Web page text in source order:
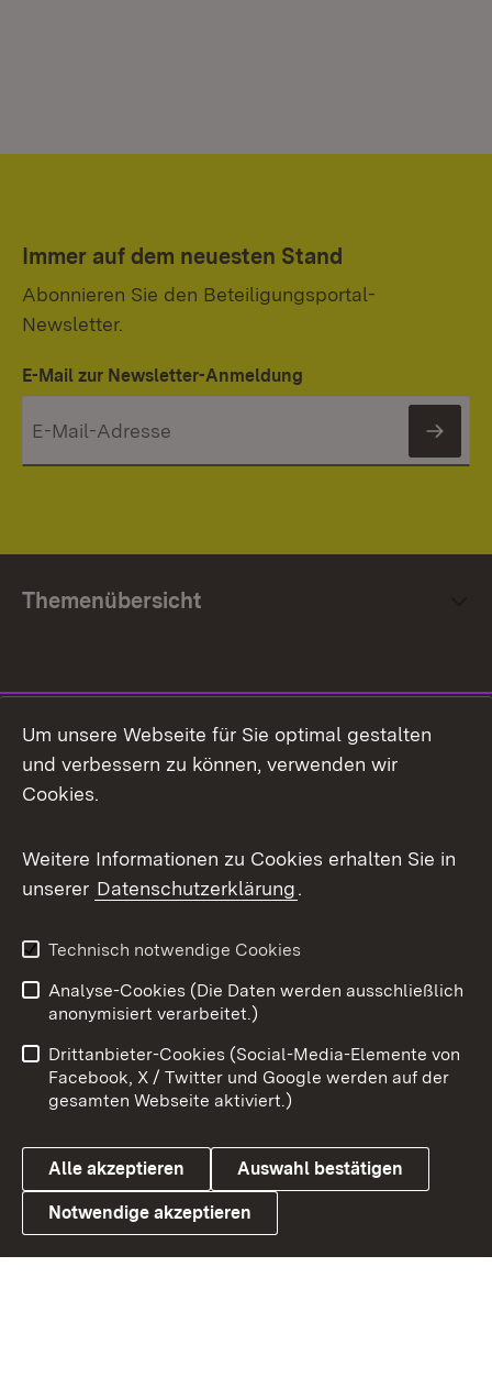
Immer auf dem neuesten Stand
Abonnieren Sie den Beteiligungsportal-
Newsletter.
E-Mail zur Newsletter-Anmeldung
Themenübersicht
Facebook
X / Twitter
Youtube
Link zum Landesportal
Impressum
Kontakt
Barrierefreiheit
Datenschutz
Cookies
Um unsere Webseite für Sie optimal gestalten
und verbessern zu können, verwenden wir
Cookies.
Weitere Informationen zu Cookies erhalten Sie in
unserer Datenschutzerklärung.
Technisch notwendige Cookies
Analyse-Cookies (Die Daten werden ausschließlich
anonymisiert verarbeitet.)
Drittanbieter-Cookies (Social-Media-Elemente von
Facebook, X / Twitter und Google werden auf der
gesamten Webseite aktiviert.)
Alle akzeptieren Auswahl bestätigen
Notwendige akzeptieren